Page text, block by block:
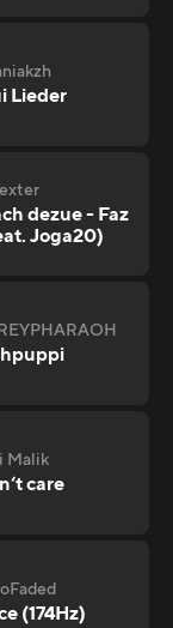
Lieder
dezue - Faz
Joga20)
Malik
care
(174Hz)